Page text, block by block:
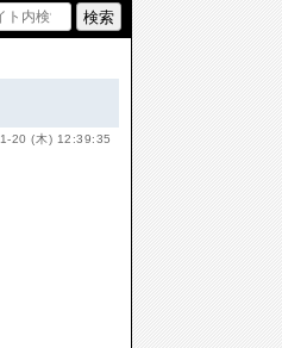
20 (木) 12:39:35